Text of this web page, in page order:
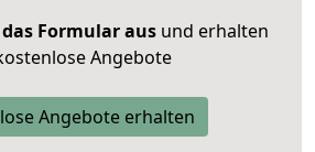
Formular ausund erhalten
Angebote
Angebote erhalten